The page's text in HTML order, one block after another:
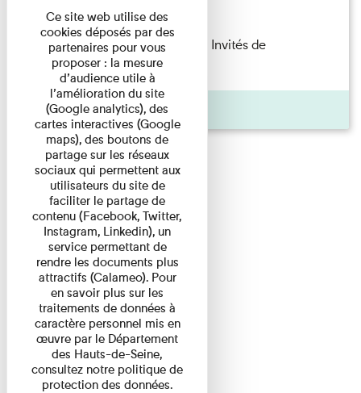
Lecture
Fanny Taillandier – Foudres Les Invités de
l’Imprimerie n°6 Lecture ...
Pages
Ce site web utilise des
cookies déposés par des
partenaires pour vous
proposer : la mesure
d’audience utile à
l’amélioration du site
(Google analytics), des
cartes interactives (Google
maps), des boutons de
partage sur les réseaux
sociaux qui permettent aux
utilisateurs du site de
faciliter le partage de
contenu (Facebook, Twitter,
Instagram, Linkedin), un
service permettant de
rendre les documents plus
attractifs (Calameo). Pour
en savoir plus sur les
traitements de données à
caractère personnel mis en
œuvre par le Département
des Hauts-de-Seine,
consultez notre politique de
protection des données.